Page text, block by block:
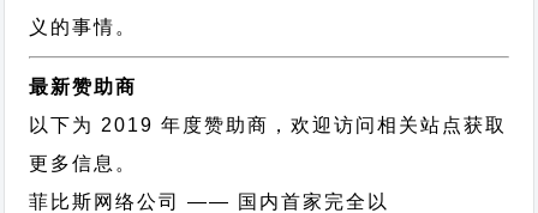
义的事情。
最新赞助商
以下为 2019 年度赞助商，欢迎访问相关站点获取
更多信息。
菲比斯网络公司
—— 国内首家完全以